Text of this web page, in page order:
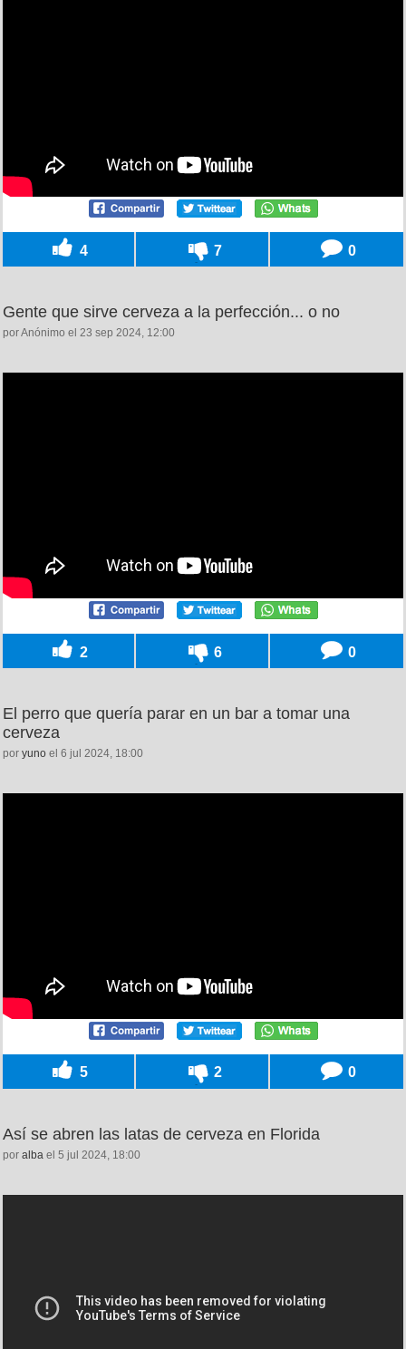
4 7 0
Gente que sirve cerveza a la perfección... o no
por Anónimo el 23 sep 2024, 12:00
2 6 0
El perro que quería parar en un bar a tomar una
cerveza
por yuno el 6 jul 2024, 18:00
5 2 0
Así se abren las latas de cerveza en Florida
por alba el 5 jul 2024, 18:00